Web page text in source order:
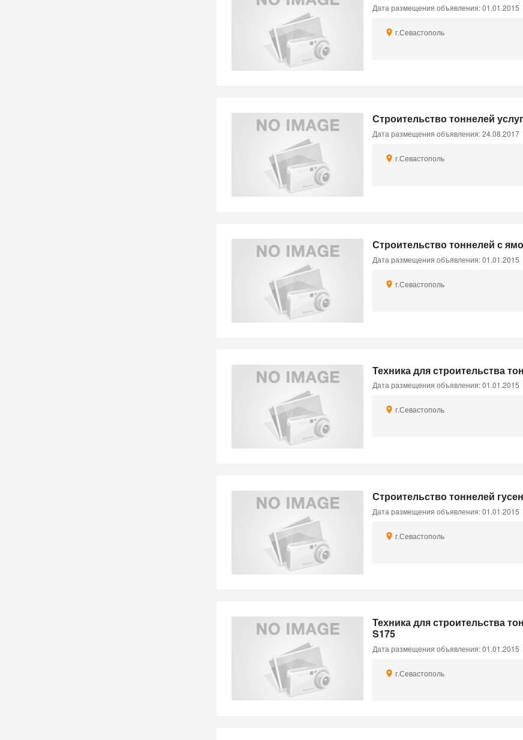
Дата размещения объявления: 01.01.2015
г.Севастополь
Строительство тоннелей
Дата размещения объявления: 24.08.2017
г.Севастополь
Строительство тоннелей с
Дата размещения объявления: 01.01.2015
г.Севастополь
Техника для строительства
Дата размещения объявления: 01.01.2015
г.Севастополь
Строительство тоннелей
Дата размещения объявления: 01.01.2015
г.Севастополь
Техника для строительства
S175
Дата размещения объявления: 01.01.2015
г.Севастополь